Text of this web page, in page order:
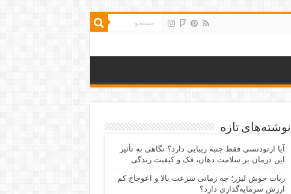
نوشته‌های تازه
آیا ارتودنسی فقط جنبه زیبایی دارد؟ نگاهی به تأثیر
این درمان بر سلامت دهان، فک و کیفیت زندگی
ربات جوش لیزر؛ چه زمانی سرعت بالا و اعوجاج کم
ارزش سرمایه‌گذاری دارد؟